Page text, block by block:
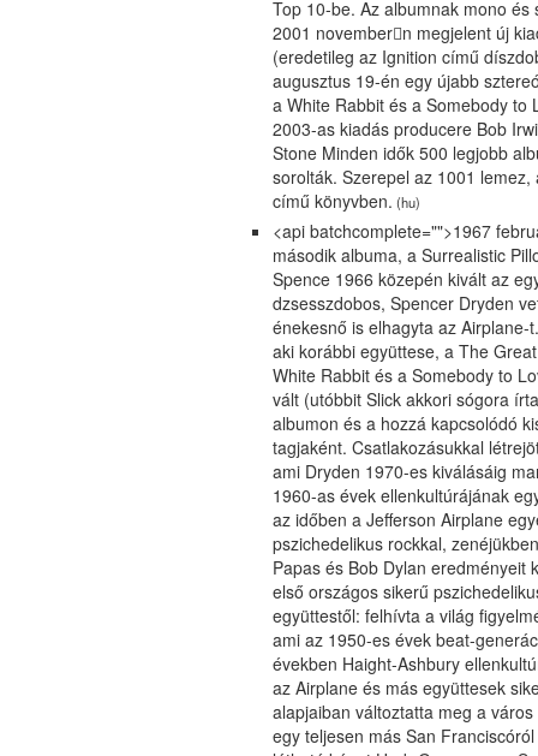
Top 10-be. Az albumnak mono
2001 novembern megjelent új
(eredetileg az Ignition című
augusztus 19-én egy újabb
a White Rabbit és a Somebody to
2003-as kiadás producere Bob
Stone Minden idők 500 legjobb
sorolták. Szerepel az 1001
című könyvben. (hu)
<api batchcomplete="">1967
második albuma, a Surrealistic
Spence 1966 közepén kivált az
dzsesszdobos, Spencer Dryden
énekesnő is elhagyta az
aki korábbi együttese, a The
White Rabbit és a Somebody to
vált (utóbbit Slick akkori sógora
albumon és a hozzá kapcsolódó
tagjaként. Csatlakozásukkal
ami Dryden 1970-es kiválásáig
1960-as évek ellenkultúrájának
az időben a Jefferson Airplane
pszichedelikus rockkal,
Papas és Bob Dylan eredményeit
első országos sikerű
együttestől: felhívta a világ
ami az 1950-es évek beat-
években Haight-Ashbury
az Airplane és más együttesek
alapjaiban változtatta meg a
egy teljesen más San